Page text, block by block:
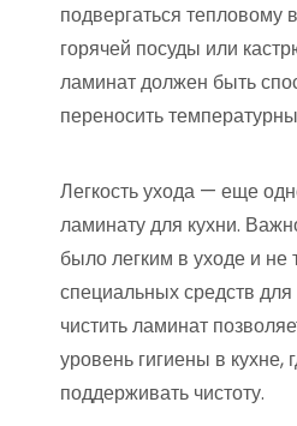
подвергаться тепловому
горячей посуды или
ламинат должен быть
переносить
Легкость ухода — еще
ламинату для кухни.
было легким в уходе и не
специальных средств для
чистить ламинат
уровень гигиены в кухне,
поддерживать чистоту.